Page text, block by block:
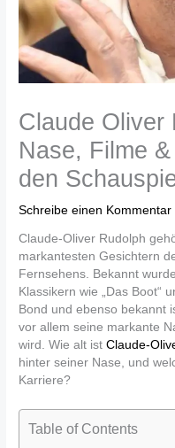
Claude Oliver
Nase, Filme
den
Schreibe einen Kommentar
Claude-Oliver Rudolph
markantesten Gesichtern
Fernsehens. Bekannt
Klassikern wie „Das Boot“
Bond und ebenso bekannt
vor allem seine markante
wird. Wie alt istClaude-
hinter seiner Nase, und
Karriere?
Table of Contents